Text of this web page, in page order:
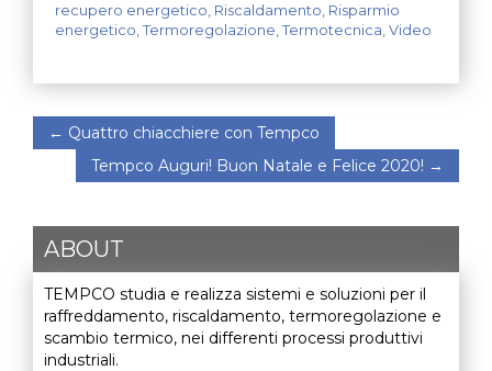
recupero energetico Riscaldamento Risparmio
energetico ,Termoregolazione ,Termotecnica Video
← Quattro chiacchiere con Tempco
Tempco Auguri! Buon Natale e Felice 2020! →
ABOUT
TEMPCO studia e realizza sistemi e soluzioni per il
raffreddamento, riscaldamento, termoregolazione e
scambio termico, nei differenti processi produttivi
industriali.